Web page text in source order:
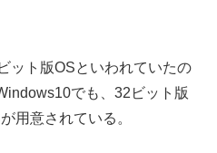
ット版OSといわれていたの
でも、32ビット版
用意されている。